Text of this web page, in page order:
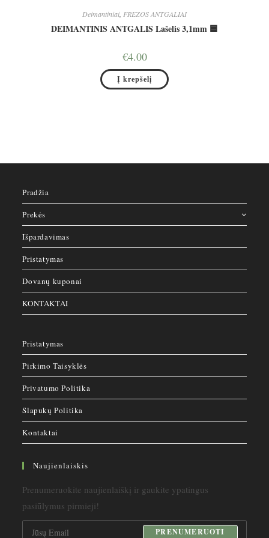
Deimantiniai FREZOS ANTGALIAI
DEIMANTINIS ANTGALIS Lašelis 3,1mm 🟦
€4.00
Į krepšelį
Pradžia
Prekės
Išpardavimas
Pristatymas
Dovanų kuponai
KONTAKTAI
Pristatymas
Pirkimo Taisyklės
Privatumo Politika
Slapukų Politika
Kontaktai
Naujienlaiskis
Prenumeruokite naujienlaiškį ir gaukite ypatingus
pasiūlymus pirmieji!
PRENUMERUOTI